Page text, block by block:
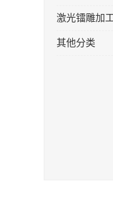
激光镭雕加
其他分类